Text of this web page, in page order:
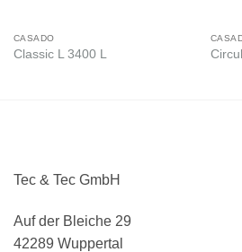
CASADO
Classic L 3400 L
Tec & Tec GmbH
Auf der Bleiche 29
42289 Wuppertal